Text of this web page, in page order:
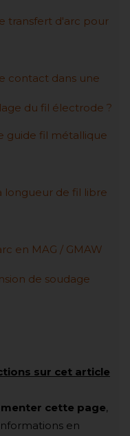
transfert d'arc pour
contact dans une
du fil électrode ?
guide fil métallique
longueur de fil libre
en MAG / GMAW
de soudage
sur cet article
cette page,
en